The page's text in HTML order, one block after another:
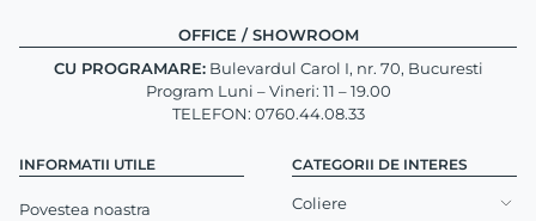
INFORMATII UTILE
Povestea noastra
OFFICE / SHOWROOM
CU PROGRAMARE:Bulevardul Carol I, nr. 70, Bucuresti
Program Luni – Vineri: 11 – 19.00
TELEFON: 0760.44.08.33
CATEGORII DE INTERES
Coliere